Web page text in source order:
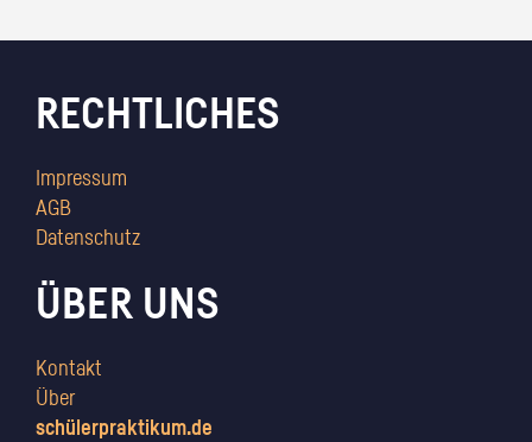
RECHTLICHES
Impressum
AGB
Datenschutz
ÜBER UNS
Kontakt
Über
schülerpraktikum.de